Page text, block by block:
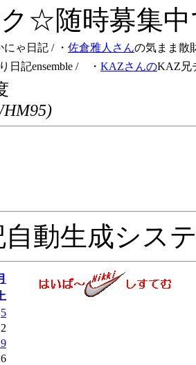
☆随時募集
にゃ日記 / ・ 佐倉雅人さんの気まま散
日記ensemble / ・ KAZさんのKAZ兄
自動生成シス
5